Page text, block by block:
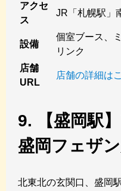
アクセ
ス
JR「札幌駅」
設備
個室ブース、
リンク
店舗
URL
店舗の詳細は
9. 【盛岡駅
盛岡フェザ
北東北の玄関口、盛岡